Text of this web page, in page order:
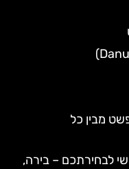
מבין כל
לבחירתכם – בירה,